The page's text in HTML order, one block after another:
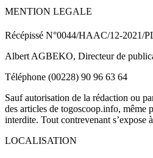
MENTION LEGALE
Récépissé N°0044/HAAC/12-2021/
Albert AGBEKO, Directeur de
Téléphone (00228) 90 96 63 64
Sauf autorisation de la rédaction ou
des articles de togoscoop.info, même
interdite. Tout contrevenant s’expose
LOCALISATION